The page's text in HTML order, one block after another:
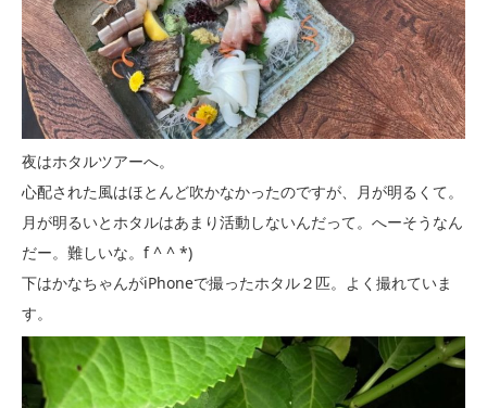
夜はホタルツアーへ。
心配された風はほとんど吹かなかったのですが、月が明るくて。
月が明るいとホタルはあまり活動しないんだって。へーそうなん
だー。難しいな。f ^ ^ *)
下はかなちゃんがiPhoneで撮ったホタル２匹。よく撮れていま
す。